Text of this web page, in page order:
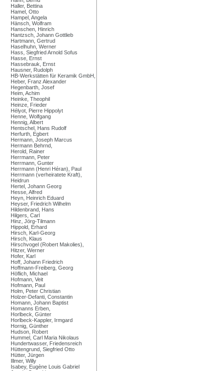
Haller, Bettina
Hamel, Otto
Hampel, Angela
Hänsch, Wolfram
Hanschen, Hinrich
Hantzsch, Johann Gottlieb
Hartmann, Gertrud
Haselhuhn, Werner
Hass, Siegfried Arnold Sofus
Hasse, Ernst
Hassebrauk, Ernst
Hausner, Rudolph
HB-Werkstätten für Keramik GmbH,
Heber, Franz Alexander
Hegenbarth, Josef
Heim, Achim
Heinke, Theophil
Heinze, Frieder
Hélyot, Pierre Hippolyt
Henne, Wolfgang
Hennig, Albert
Hentschel, Hans Rudolf
Herfurth, Egbert
Hermann, Joseph Marcus
Hermann Behrnd,
Herold, Rainer
Herrmann, Peter
Herrmann, Gunter
Herrmann (Henri Héran), Paul
Herrmann (verheiratete Kraft),
Heidrun
Hertel, Johann Georg
Hesse, Alfred
Heyn, Heinrich Eduard
Heyser, Friedrich Wilhelm
Hildenbrand, Hans
Hilgers, Carl
Hinz, Jörg-Tilmann
Hippold, Erhard
Hirsch, Karl-Georg
Hirsch, Klaus
Hirschvogel (Robert Makolies),
Hitzer, Werner
Hofer, Karl
Hoff, Johann Friedrich
Hoffmann-Freiberg, Georg
Höflich, Michael
Hofmann, Veit
Hofmann, Paul
Holm, Peter Christian
Holzer-Defanti, Constantin
Homann, Johann Baptist
Homanns Erben,
Horlbeck, Günter
Horlbeck-Kappler, Irmgard
Hornig, Günther
Hudson, Robert
Hummel, Carl Maria Nikolaus
Hundertwasser, Friedensreich
Hüttengrund, Siegfried Otto
Hütter, Jürgen
Illmer, Willy
Isabey, Eugène Louis Gabriel